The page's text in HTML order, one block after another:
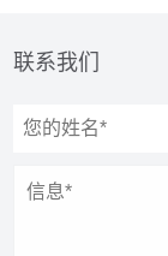
联系我们